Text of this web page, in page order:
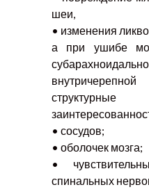
шеи,
• изменения
а при ушибе
• сосудов;
• оболочек мозга;
•
спинальных